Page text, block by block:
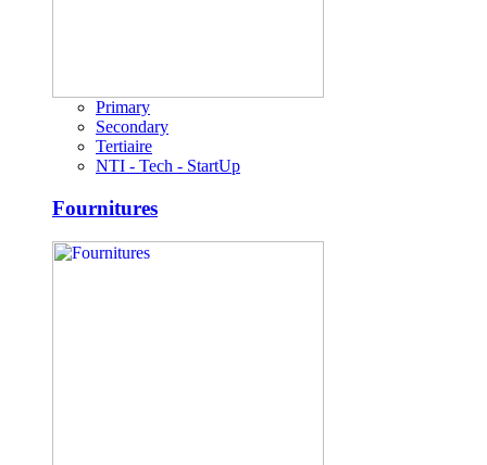
Primary
Secondary
Tertiaire
NTI - Tech - StartUp
Fournitures